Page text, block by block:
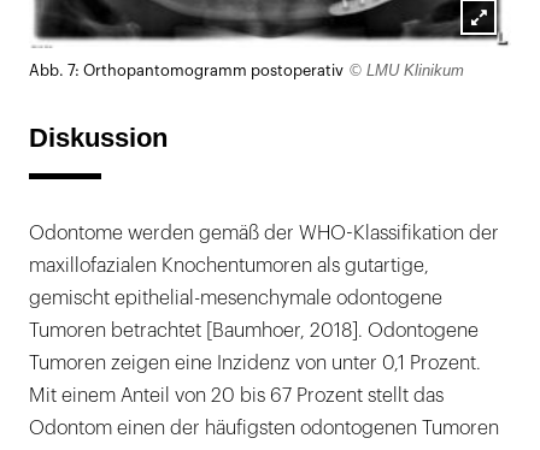
Abb. 7: Orthopantomogramm postoperativ © LMU Klinikum
Diskussion
Odontome werden gemäß der WHO-Klassifikation der
maxillofazialen Knochentumoren als gutartige,
gemischt epithelial-mesenchymale odontogene
Tumoren betrachtet [Baumhoer, 2018]. Odontogene
Tumoren zeigen eine Inzidenz von unter 0,1 Prozent.
Mit einem Anteil von 20 bis 67 Prozent stellt das
Odontom einen der häufigsten odontogenen Tumoren